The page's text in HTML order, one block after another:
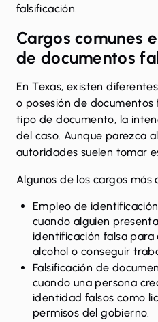
falsificación.
Cargos comunes
de documentos
En Texas, existen
o posesión de documentos
tipo de documento, la
del caso. Aunque parezca
autoridades suelen tomar
Algunos de los cargos más
Empleo de
cuando alguien
identificación falsa
alcohol o conseguir
Falsificación de
cuando una persona
identidad falsos como
permisos del gobierno.